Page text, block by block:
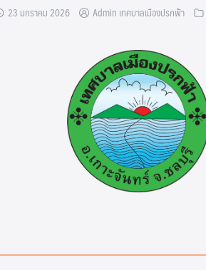
Search
23 มกราคม 2026 Admin เทศบาลเมืองปรกฟ้า